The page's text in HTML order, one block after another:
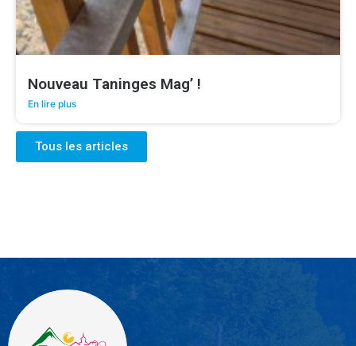
Nouveau Taninges Mag’ !
En lire plus
Tous les articles